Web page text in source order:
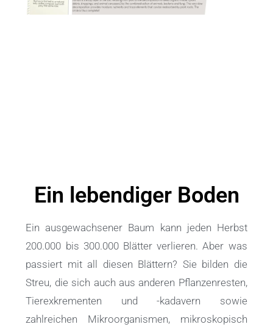
Ein lebendiger Boden
Ein ausgewachsener Baum kann jeden Herbst
200.000 bis 300.000 Blätter verlieren. Aber was
passiert mit all diesen Blättern? Sie bilden die
Streu, die sich auch aus anderen Pflanzenresten,
Tierexkrementen und -kadavern sowie
zahlreichen Mikroorganismen, mikroskopisch